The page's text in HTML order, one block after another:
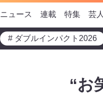
ニュース 連載 特集 芸
# ダブルインパクト2026
“お